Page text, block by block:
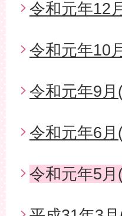
令和元年12
令和元年10
令和元年9
令和元年6
令和元年5